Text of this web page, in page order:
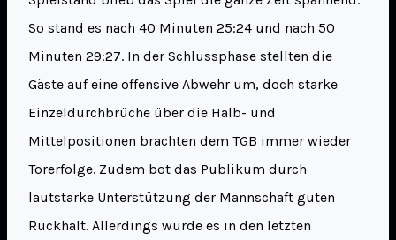
So stand es nach 40 Minuten 25:24 und nach 50
Minuten 29:27. In der Schlussphase stellten die
Gäste auf eine offensive Abwehr um, doch starke
Einzeldurchbrüche über die Halb- und
Mittelpositionen brachten dem TGB immer wieder
Torerfolge. Zudem bot das Publikum durch
lautstarke Unterstützung der Mannschaft guten
Rückhalt. Allerdings wurde es in den letzten